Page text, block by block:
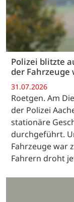
Polizei blitzte
der Fahrzeuge
31.07.2026
Roetgen. Am
der Polizei
stationäre
durchgeführt.
Fahrzeuge war
Fahrern droht